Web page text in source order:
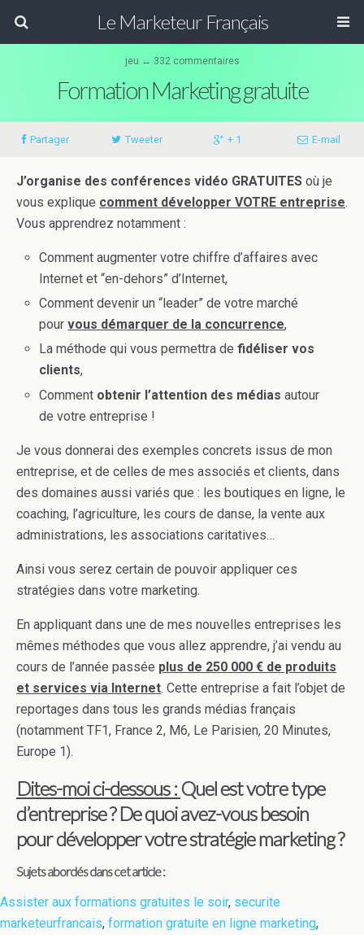
Le Marketeur Français
jeu ↔ 332 commentaires
Formation Marketing gratuite
Partager Tweeter + 1 E-mail
J’organise des conférences vidéo GRATUITES où je
vous explique comment développer VOTRE entreprise.
Vous apprendrez notamment :
Comment augmenter votre chiffre d’affaires avec
Internet et “en-dehors” d’Internet,
Comment devenir un “leader” de votre marché
pourvous démarquer de la concurrence,
La méthode qui vous permettra defidéliser vos
clients,
Comment obtenir l’attention des médias autour
de votre entreprise !
Je vous donnerai des exemples concrets issus de mon
entreprise, et de celles de mes associés et clients, dans
des domaines aussi variés que : les boutiques en ligne, le
coaching, l’agriculture, les cours de danse, la vente aux
administrations, les associations caritatives…
Ainsi vous serez certain de pouvoir appliquer ces
stratégies dans votre marketing.
En appliquant dans une de mes nouvelles entreprises les
mêmes méthodes que vous allez apprendre, j’ai vendu au
cours de l’année passée plus de 250 000 € de produits
et services via Internet. Cette entreprise a fait l’objet de
reportages dans tous les grands médias français
(notamment TF1, France 2, M6, Le Parisien, 20 Minutes,
Europe 1).
Dites-moi ci-dessous :Quel est votre type
d’entreprise ? De quoi avez-vous besoin
pour développer votre stratégie marketing ?
Sujets abordés dans cet article :
Assister aux formations gratuites le soir, securite
marketeurfrancais, formation gratuite en ligne marketing,